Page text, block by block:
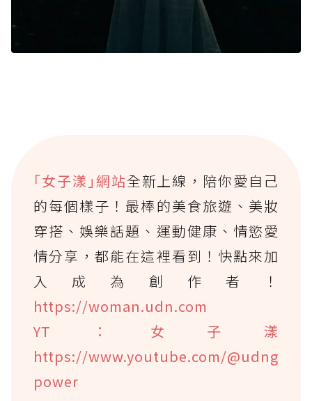
｢女子漾｣網站全新上線，陪你愛自己
的每個樣子！最棒的美食旅遊、美妝
穿搭、娛樂話題、運動健康、情慾愛
情分享，都能在這裡看到！快點來加
入成為創作者！
https://woman.udn.com
YT：女子漾
https://www.youtube.com/@udng
power